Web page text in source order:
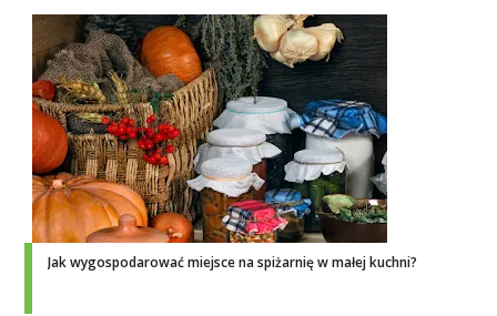
Jak wygospodarować miejsce na spiżarnię w małej kuchni?